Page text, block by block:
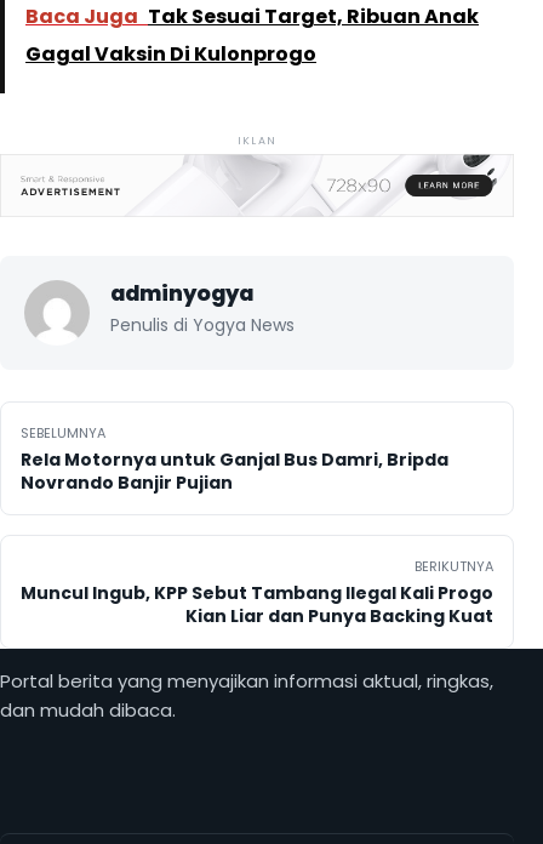
Baca Juga Tak Sesuai Target, Ribuan Anak
Gagal Vaksin Di Kulonprogo
IKLAN
adminyogya
Penulis di Yogya News
Navigasi pos
SEBELUMNYA
Rela Motornya untuk Ganjal Bus Damri, Bripda
Novrando Banjir Pujian
BERIKUTNYA
Muncul Ingub, KPP Sebut Tambang Ilegal Kali Progo
Kian Liar dan Punya Backing Kuat
Portal berita yang menyajikan informasi aktual, ringkas,
dan mudah dibaca.